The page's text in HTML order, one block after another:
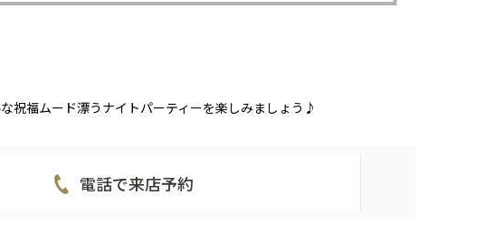
祝福ムード漂うナイトパーティーを楽しみましょう♪
電話で来店予約